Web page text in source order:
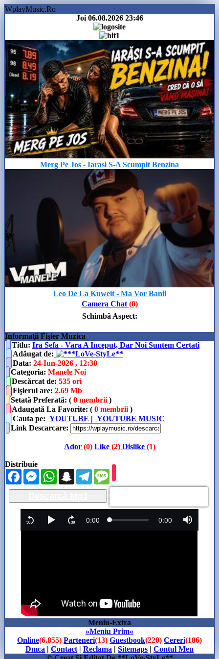
WplayMusic.Ro
Joi 06.08.2026 23:46
Merg Pe Jos - Iarasi S-A Scumpit Benzina
Leo De La Kuweit - Ma Vor Banii
Camera Chat (0)
Schimbă Aspect:
Informaţii Fişier Muzica
Titlu: Ira Sefa - Vara A Inceput, Dar Noi Suntem Certati
Adăugat de:
**LoVe-StyLe**
Data: 24-Iun-2026 , 12:30
Categoria: Manele Noi
Descărcat de: 535 ori
Fişierul are: 2.69 Mb
Setată Preferată: ( 0 membrii )
Adaugată La Favorite: ( 0 membrii )
Cauta pe: YOUTUBE | YOUTUBE MUSIC
Link Descarcare:
Ador (0) Like (2)Dislike (1)
Distribuie
FacebookMessengerWhatsAppSnapchatTelegram
Meniu-Extra
»Meniu Prim«
Online(6.855) Parteneri(13) Guestbook(220) Cereri(186)
Dmca | Contact | Reclama | Sitemaps | Contul Meu